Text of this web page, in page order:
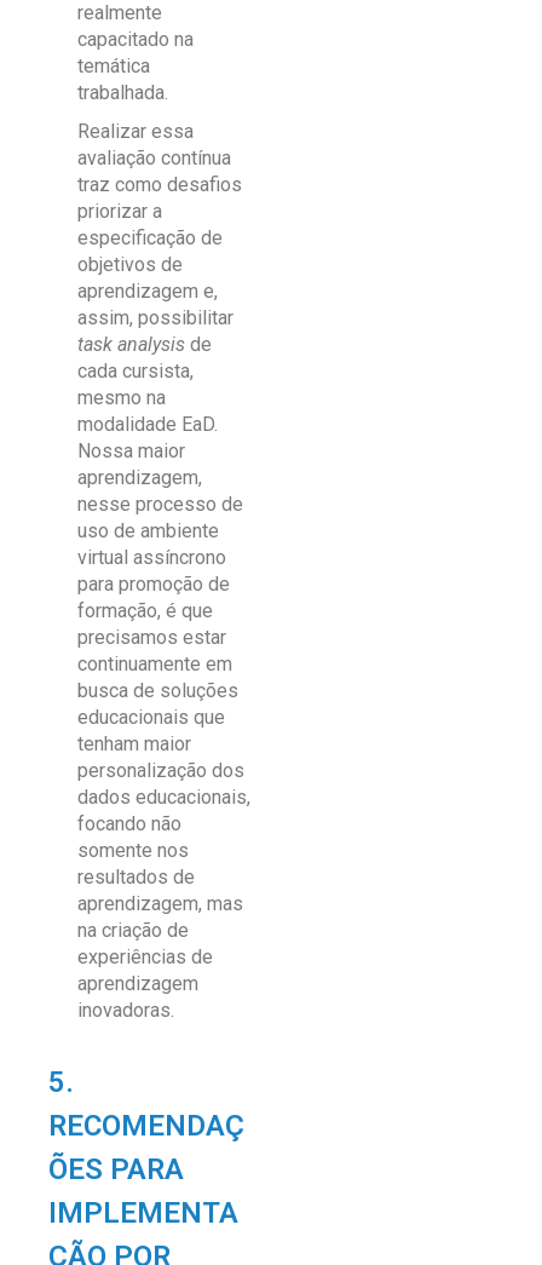
realmente
capacitado na
temática
trabalhada.
Realizar essa
avaliação contínua
traz como desafios
priorizar a
especificação de
objetivos de
aprendizagem e,
assim, possibilitar
task analysisde
cada cursista,
mesmo na
modalidade EaD.
Nossa maior
aprendizagem,
nesse processo de
uso de ambiente
virtual assíncrono
para promoção de
formação, é que
precisamos estar
continuamente em
busca de soluções
educacionais que
tenham maior
personalização dos
dados educacionais,
focando não
somente nos
resultados de
aprendizagem, mas
na criação de
experiências de
aprendizagem
inovadoras.
5.
RECOMENDAÇ
ÕES PARA
IMPLEMENTA
ÇÃO POR